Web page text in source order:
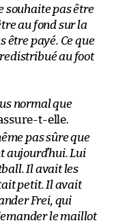
souhaite pas être
au fond sur la
être payé. Ce que
au foot
normal que
t-elle.
pas sûre que
aujourd’hui. Lui
Il avait les
petit. Il avait
Frei, qui
le maillot